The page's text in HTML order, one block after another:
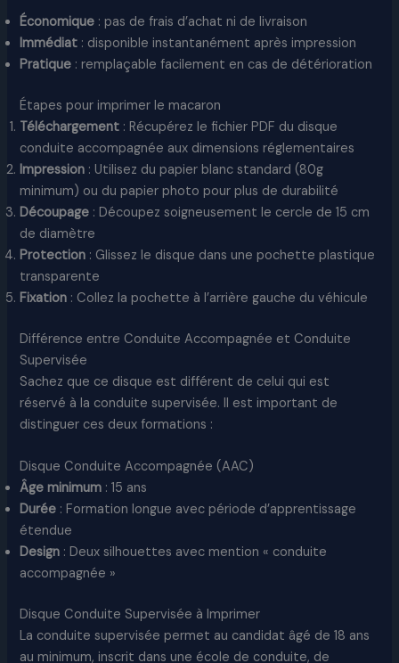
Économique : pas de frais d’achat ni de livraison
Immédiat : disponible instantanément après impression
Pratique : remplaçable facilement en cas de détérioration
Étapes pour imprimer le macaron
Téléchargement : Récupérez le fichier PDF du disque
conduite accompagnée aux dimensions réglementaires
Impression : Utilisez du papier blanc standard (80g
minimum) ou du papier photo pour plus de durabilité
Découpage : Découpez soigneusement le cercle de 15 cm
de diamètre
Protection : Glissez le disque dans une pochette plastique
transparente
Fixation : Collez la pochette à l’arrière gauche du véhicule
Différence entre Conduite Accompagnée et Conduite
Supervisée
Sachez que ce disque est différent de celui qui est
réservé à la conduite supervisée. Il est important de
distinguer ces deux formations :
Disque Conduite Accompagnée (AAC)
Âge minimum : 15 ans
Durée : Formation longue avec période d’apprentissage
étendue
Design : Deux silhouettes avec mention « conduite
accompagnée »
Disque Conduite Supervisée à Imprimer
La conduite supervisée permet au candidat âgé de 18 ans
au minimum, inscrit dans une école de conduite, de